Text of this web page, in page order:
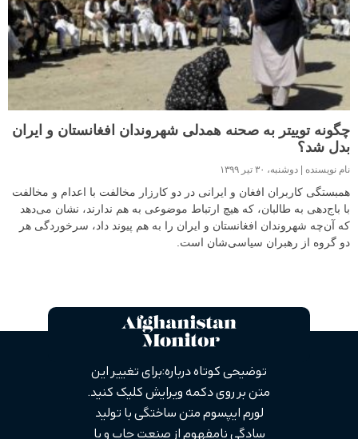
چگونه توییتر به صحنه همدلی شهروندان افغانستان و ایران
بدل شد؟
نام نویسنده دوشنبه، ۳۰ تیر ۱۳۹۹
همبستگی کاربران افغان و ایرانی در دو کارزار مخالفت با اعدام و مخالفت
با باج‌دهی به طالبان، که هیچ ارتباط موضوعی به هم ندارند، نشان می‌دهد
که آن‌چه شهروندان افغانستان و ایران را به هم پیوند داد، سرخوردگی هر
دو گروه از رهبران سیاسی‌شان است.
توضیحی کوتاه درباره: برای تغییر این
متن بر روی دکمه ویرایش کلیک کنید.
لورم ایپسوم متن ساختگی با تولید
سادگی نامفهوم از صنعت چاپ و با